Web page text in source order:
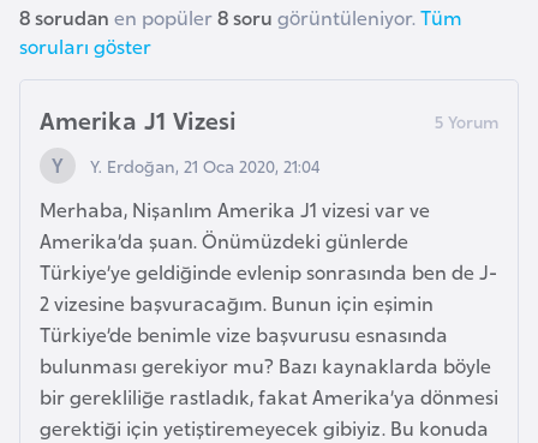
8 sorudan en popüler8 soru görüntüleniyor.Tüm
soruları göster
Amerika J1 Vizesi
Y. Erdoğan, 21 Oca 2020, 21:04
Merhaba, Nişanlım Amerika J1 vizesi var ve
Amerika’da şuan. Önümüzdeki günlerde
Türkiye’ye geldiğinde evlenip sonrasında ben de J-
2 vizesine başvuracağım. Bunun için eşimin
Türkiye’de benimle vize başvurusu esnasında
bulunması gerekiyor mu? Bazı kaynaklarda böyle
bir gerekliliğe rastladık, fakat Amerika’ya dönmesi
gerektiği için yetiştiremeyecek gibiyiz. Bu konuda
K
a
r
a
d
a
ğ
K
e
n
y
a